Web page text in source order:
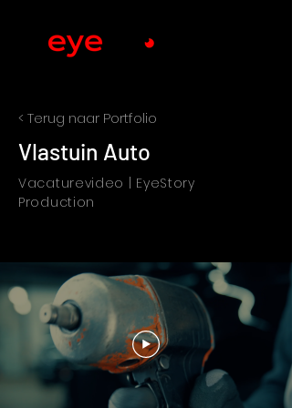
< Terug naar Portfolio
Vlastuin Auto
Vacaturevideo | EyeStory
Production